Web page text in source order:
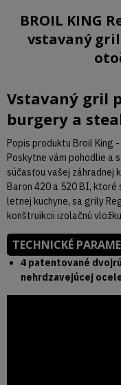
BROIL KING
vstavaný
Vstavaný gril
burgery a
Popis produktu Broil King
Poskytne vám pohodlie a
súčasťou vašej záhradnej
Baron 420 a 520 BI, ktoré
letnej kuchyne, sa grily
konštruikcii izolačnú
TECHNICKÉ
4 patentované
nehrdzavejúcej